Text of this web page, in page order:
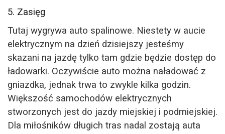
5. Zasięg
Tutaj wygrywa auto spalinowe. Niestety w aucie
elektrycznym na dzień dzisiejszy jesteśmy
skazani na jazdę tylko tam gdzie będzie dostęp do
ładowarki. Oczywiście auto można naładować z
gniazdka, jednak trwa to zwykle kilka godzin.
Większość samochodów elektrycznych
stworzonych jest do jazdy miejskiej i podmiejskiej.
Dla miłośników długich tras nadal zostają auta